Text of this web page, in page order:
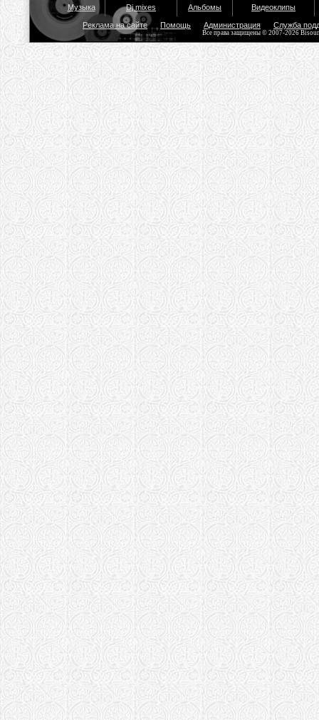
Музыка Dj mixes Альбомы Видеоклипы
Реклама на сайте Помощь Администрация Служба
Все права защищены © 2007-2026